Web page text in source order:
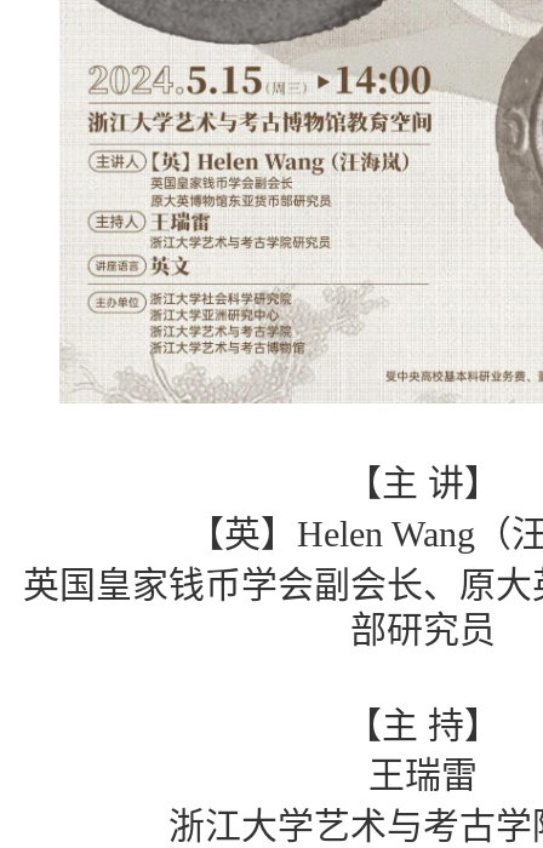
【主 讲】
【英】 Helen Wang （
英国皇家钱币学会副会长、原
部研究员
【主 持】
王瑞雷
浙江大学艺术与考古学